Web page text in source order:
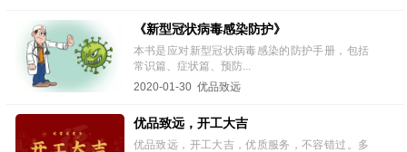
《新型冠状病毒感染防护》
本书是应对新型冠状病毒感染的防护手册，包括
常识篇、症状篇、预防...
2020-01-30 优品致远
优品致远，开工大吉
优品致远，开工大吉，优质服务，不容错过。多